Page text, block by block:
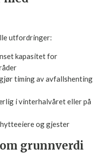
utfordringer:
kapasitet for
i vinterhalvåret eller
og gjester